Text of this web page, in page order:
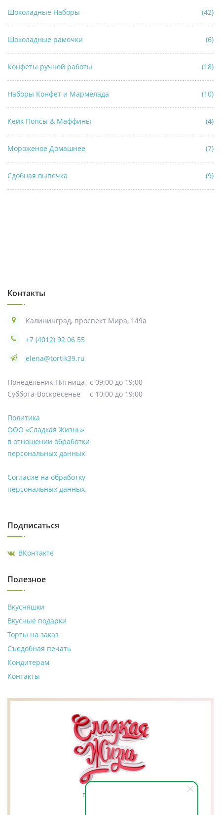
Шоколадные Наборы (42)
Шоколадные рамочки (6)
Конфеты ручной работы (18)
Наборы Конфет и Мармелада (10)
Кейк Попсы & Маффины (4)
Мороженое Домашнее (7)
Сдобная выпечка (9)
Контакты
Калининград, проспект Мира, 149а
+7 (4012) 92 06 55
elena@tortik39.ru
Понедельник-Пятница
с 09:00 до 19:00
Суббота-Воскресенье
с 10:00 до 19:00
Политика
ООО «Сладкая Жизнь»
в отношении обработки
персональных данных
Согласие на обработку
персональных данных
Подписаться
ВКонтакте
Полезное
Вкусняшки
Вкусные подарки
Торты на заказ
Съедобная печать
Кондитерам
Контакты
вкусно это к нам